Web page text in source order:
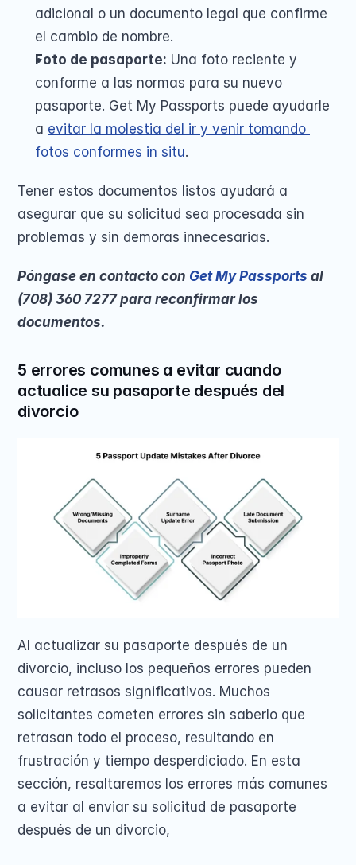
adicional o un documento legal que confirme
el cambio de nombre.
Foto de pasaporte: Una foto reciente y
conforme a las normas para su nuevo
pasaporte. Get My Passports puede ayudarle
a evitar la molestia del ir y venir tomando
fotos conformes in situ.
Tener estos documentos listos ayudará a
asegurar que su solicitud sea procesada sin
problemas y sin demoras innecesarias.
Póngase en contacto con Get My Passports al
(708) 360 7277 para reconfirmar los
documentos.
5 errores comunes a evitar cuando
actualice su pasaporte después del
divorcio
Al actualizar su pasaporte después de un
divorcio, incluso los pequeños errores pueden
causar retrasos significativos. Muchos
solicitantes cometen errores sin saberlo que
retrasan todo el proceso, resultando en
frustración y tiempo desperdiciado. En esta
sección, resaltaremos los errores más comunes
a evitar al enviar su solicitud de pasaporte
después de un divorcio,